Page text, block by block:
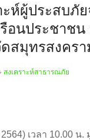
ห์ผู้ประสบภั
อนประชาชน
สมุทรสงคร
สงเคราะห์สาธารณภัย
เวลา 10.00 น.